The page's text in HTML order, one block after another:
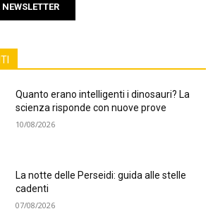
Quanto erano intelligenti i dinosauri? La
scienza risponde con nuove prove
10/08/2026
La notte delle Perseidi: guida alle stelle
cadenti
07/08/2026